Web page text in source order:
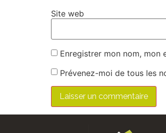
Site web
Enregistrer mon nom, mon
Prévenez-moi de tous les